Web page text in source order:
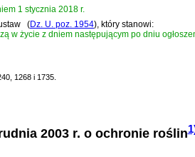
1 stycznia 2018 r.
(Dz. U. poz. 1954), który stanowi:
w życie z dniem następującym po dniu
1268 i 1735.
2003 r. o ochronie roślin